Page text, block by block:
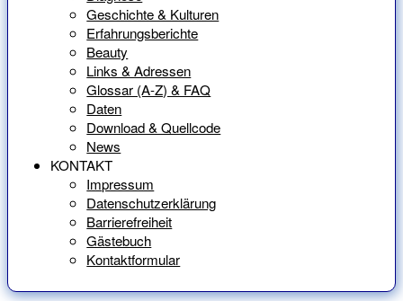
Geschichte & Kulturen
Erfahrungsberichte
Beauty
Links & Adressen
Glossar (A-Z) & FAQ
Daten
Download & Quellcode
News
KONTAKT
Impressum
Datenschutzerklärung
Barrierefreiheit
Gästebuch
Kontaktformular